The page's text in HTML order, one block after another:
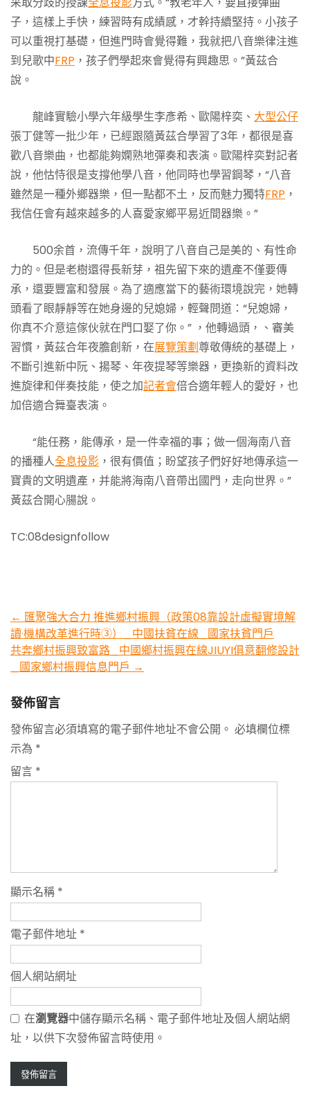
子，這樣上手快，練習時有成績感，才幹持續堅持。小孩子
可以重視打基礎，但進門時會覺得難，我就把八音樂律注進
到兒歌中FRP ，孩子們學起來會覺得有興趣思。”黃茲合
說。
龍峰實驗小學六年級學生李彥希、歐陽梓奕、 大型公仔
張丁健等一批少年，已經跟隨黃茲合學習了3年，都很是喜
歡八音樂曲，也都能夠嫻熟地彈奏和表演。歐陽梓奕對記者
說，他怙恃很是支撐他學八音，他同時也學習鋼琴，“八音
雖然是一種外鄉器樂，但一點都不土，反而魅力獨特FRP ，
我信任會有越來越多的人喜愛家鄉平易近間器樂。”
500余首，流傳千年，說明了八音自己是美的、有性命
力的。但是老樹還得長新芽，祖先留下來的遺產不僅要傳
承，還要豐富和發展。為了適應當下的藝術環境說完，她轉
頭看了眼靜靜等在她身邊的兒媳婦，輕聲問道：“兒媳婦，
你真不介意這傢伙就在門口娶了你。” ，他轉過頭，、審美
習慣，黃茲合年夜膽創新，在展覽策劃尊敬傳統的基礎上，
不斷引進新中阮、揚琴、年夜提琴等樂器，更換新的資料改
進旋律和伴奏技能，使之加記者會倍合適年輕人的愛好，也
加倍適合舞臺表演。
“能任務，能傳承，是一件幸福的事；做一個海南八音
的播種人全息投影 ，很有價值；盼望孩子們好好地傳承這一
寶貴的文明遺產，并能將海南八音帶出國門，走向世界。”
黃茲合開心腸說。
TC:08designfollow
Post
navigation
← 匯聚強大合力 推進鄉村振興（政策08靠設計虛擬實境解
讀·機構改革進行時③）_中國扶貧在線_國家扶貧門戶
共奔鄉村振興致富路_中國鄉村振興在線JIUYI俱意翻修設計
_國家鄉村振興信息門戶 →
發佈留言
發佈留言必須填寫的電子郵件地址不會公開。 必填欄位標
示為 *
留言 *
顯示名稱 *
電子郵件地址 *
個人網站網址
在瀏覽器中儲存顯示名稱、電子郵件地址及個人網站網
址，以供下次發佈留言時使用。